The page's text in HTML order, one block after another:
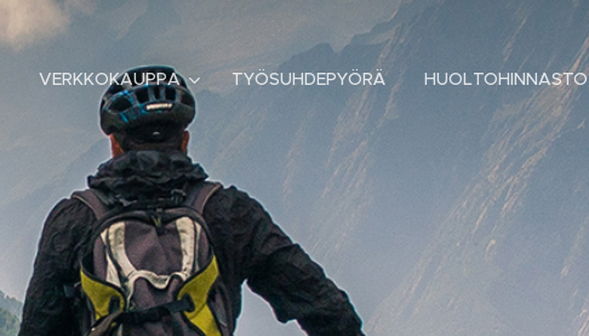
VERKKOKAUPPA TYÖSUHDEPYÖRÄ HUOLTOHINNASTO